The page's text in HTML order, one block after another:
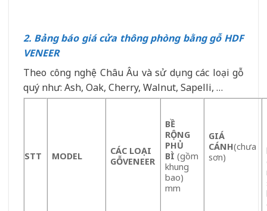
2. Bảng báo giá cửa thông phòng bằng gỗ HDF
VENEER
Theo công nghệ Châu Âu và sử dụng các loại gỗ
quý như: Ash, Oak, Cherry, Walnut, Sapelli, …
STT MODEL
CÁC LOẠI
GỖVENEER
BỀ
RỘNG
PHỦ
BÌ(gồm
khung
bao)
mm
GIÁ
CÁNH(chưa
sơn)